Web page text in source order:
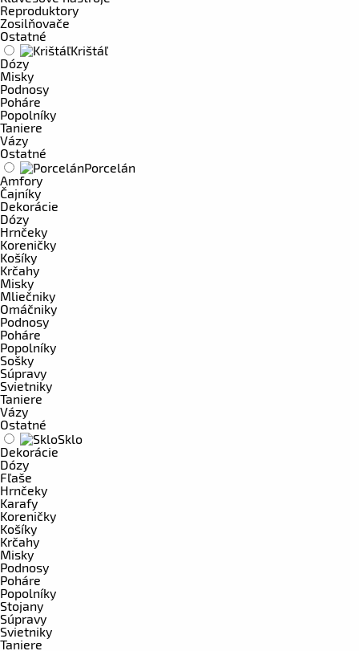
Reproduktory
Zosilňovače
Ostatné
Krištáľ
Dózy
Misky
Podnosy
Poháre
Popolníky
Taniere
Vázy
Ostatné
Porcelán
Amfory
Čajníky
Dekorácie
Dózy
Hrnčeky
Koreničky
Košíky
Krčahy
Misky
Mliečniky
Omáčniky
Podnosy
Poháre
Popolníky
Sošky
Súpravy
Svietniky
Taniere
Vázy
Ostatné
Sklo
Dekorácie
Dózy
Fľaše
Hrnčeky
Karafy
Koreničky
Košíky
Krčahy
Misky
Podnosy
Poháre
Popolníky
Stojany
Súpravy
Svietniky
Taniere